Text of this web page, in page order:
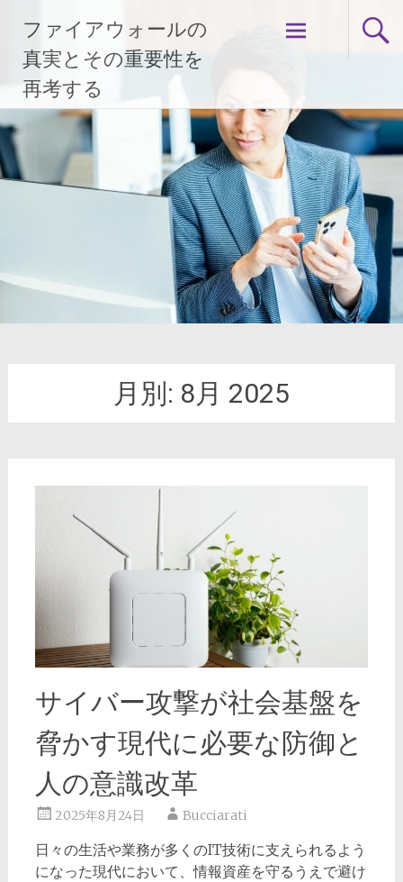
へ
ス
キ
ッ
ファイアウォールの
真実とその重要性を
再考する
月別: 8月 2025
サイバー攻撃が社会基盤を
脅かす現代に必要な防御と
人の意識改革
2025年8月24日 Bucciarati
日々の生活や業務が多くのIT技術に支えられるよう
になった現代において、情報資産を守るうえで避け